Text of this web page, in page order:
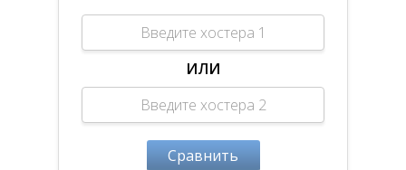
ИЛИ
Сравнить